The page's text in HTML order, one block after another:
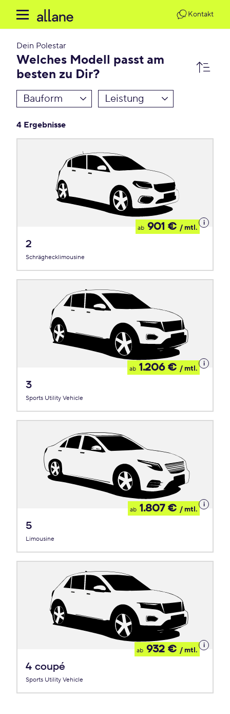
Kontakt
Dein Polestar
Welches Modell passt am
besten zu Dir?
Bauform Leistung
4 Ergebnisse
2
Schräghecklimousine
ab 901 € / mtl.
Details
zum
3
Sports Utility Vehicle
ab 1.206 € / mtl.
Details
zum
5
Limousine
ab 1.807 € / mtl.
Details
zum
4 coupé
Sports Utility Vehicle
ab 932 € / mtl.
Details
zum